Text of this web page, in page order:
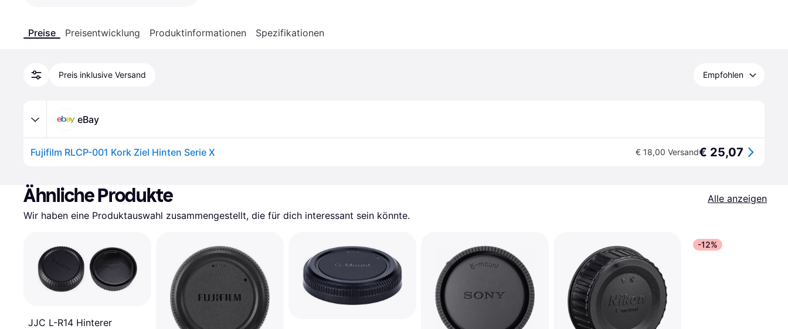
Preise Preisentwicklung Produktinformationen Spezifikationen
Preis inklusive Versand Empfohlen
eBay
Fujifilm RLCP-001 Kork Ziel Hinten Serie X € 18,00 Versand€ 25,07
Ähnliche Produkte
Alle anzeigen
Wir haben eine Produktauswahl zusammengestellt, die für dich interessant sein könnte.
JJC L-R14 Hinterer
-12%